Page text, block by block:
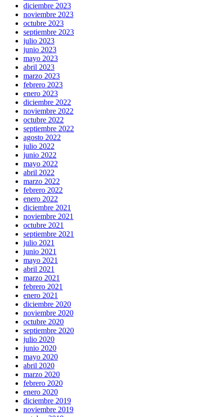
diciembre 2023
noviembre 2023
octubre 2023
septiembre 2023
julio 2023
junio 2023
mayo 2023
abril 2023
marzo 2023
febrero 2023
enero 2023
diciembre 2022
noviembre 2022
octubre 2022
septiembre 2022
agosto 2022
julio 2022
junio 2022
mayo 2022
abril 2022
marzo 2022
febrero 2022
enero 2022
diciembre 2021
noviembre 2021
octubre 2021
septiembre 2021
julio 2021
junio 2021
mayo 2021
abril 2021
marzo 2021
febrero 2021
enero 2021
diciembre 2020
noviembre 2020
octubre 2020
septiembre 2020
julio 2020
junio 2020
mayo 2020
abril 2020
marzo 2020
febrero 2020
enero 2020
diciembre 2019
noviembre 2019